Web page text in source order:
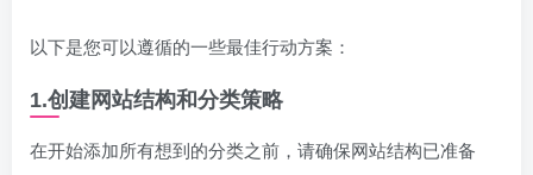
以下是您可以遵循的一些最佳行动方案：
1.创建网站结构和分类策略
在开始添加所有想到的分类之前，请确保网站结构已准备